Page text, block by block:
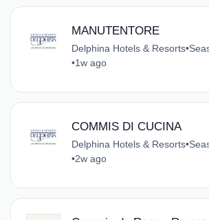
MANUTENTORE
Delphina Hotels & Resorts•
•1w ago
COMMIS DI CUCINA
Delphina Hotels & Resorts•
•2w ago